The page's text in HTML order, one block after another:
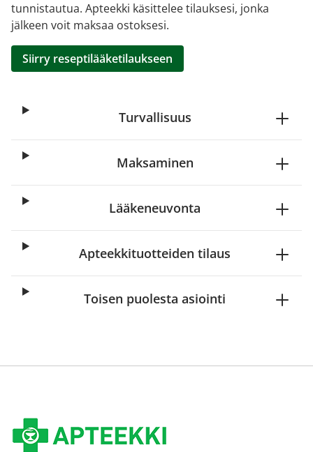
tunnistautua. Apteekki käsittelee tilauksesi, jonka
jälkeen voit maksaa ostoksesi.
Siirry reseptilääketilaukseen
Turvallisuus
Maksaminen
Lääkeneuvonta
Apteekkituotteiden tilaus
Toisen puolesta asiointi